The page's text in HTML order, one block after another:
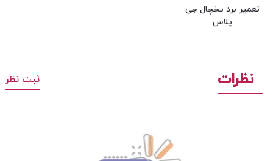
تعمیر برد یخچال جی
پلاس
نظرات ثبت نظر